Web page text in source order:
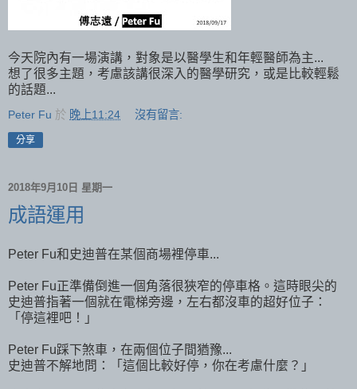
今天院內有一場演講，對象是以醫學生和年輕醫師為主...
想了很多主題，考慮該講很深入的醫學研究，或是比較輕鬆
的話題...
Peter Fu 於 晚上11:24 沒有留言:
分享
2018年9月10日 星期一
成語運用
Peter Fu和史迪普在某個商場裡停車...
Peter Fu正準備倒進一個角落很狹窄的停車格。這時眼尖的
史迪普指著一個就在電梯旁邊，左右都沒車的超好位子：
「停這裡吧！」
Peter Fu踩下煞車，在兩個位子間猶豫...
史迪普不解地問：「這個比較好停，你在考慮什麼？」